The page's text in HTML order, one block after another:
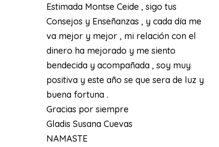
Estimada Montse Ceide , sigo tus
Consejos y Enseñanzas , y cada día me
va mejor y mejor , mi relación con el
dinero ha mejorado y me siento
bendecida y acompañada , soy muy
positiva y este año se que sera de luz y
buena fortuna .
Gracias por siempre
Gladis Susana Cuevas
NAMASTE